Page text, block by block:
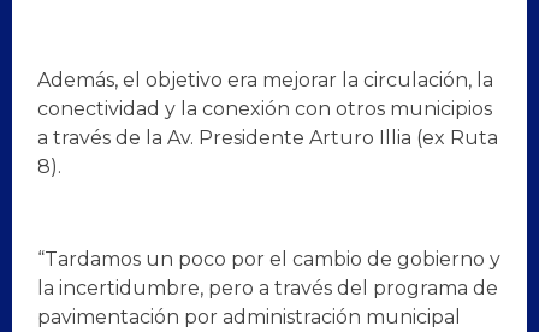
Además, el objetivo era mejorar la circulación, la
conectividad y la conexión con otros municipios
a través de la Av. Presidente Arturo Illia (ex Ruta
8).
“Tardamos un poco por el cambio de gobierno y
la incertidumbre, pero a través del programa de
pavimentación por administración municipal